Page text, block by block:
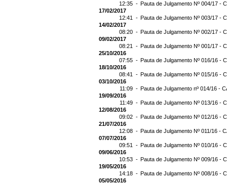
12:35 - Pauta de Julgamento Nº 004/17 -
17/02/2017
12:41 - Pauta de Julgamento Nº 003/17 -
14/02/2017
08:20 - Pauta de Julgamento Nº 002/17 -
09/02/2017
08:21 - Pauta de Julgamento Nº 001/17 -
25/10/2016
07:55 - Pauta de Julgamento Nº 016/16 -
18/10/2016
08:41 - Pauta de Julgamento Nº 015/16 -
03/10/2016
11:09 - Pauta de Julgamento nº 014/16 -
19/09/2016
11:49 - Pauta de Julgamento Nº 013/16 -
12/08/2016
09:02 - Pauta de Julgamento Nº 012/16 -
21/07/2016
12:08 - Pauta de Julgamento Nº 011/16 -
07/07/2016
09:51 - Pauta de Julgamento Nº 010/16 -
09/06/2016
10:53 - Pauta de Julgamento Nº 009/16 -
19/05/2016
14:18 - Pauta de Julgamento Nº 008/16 -
05/05/2016